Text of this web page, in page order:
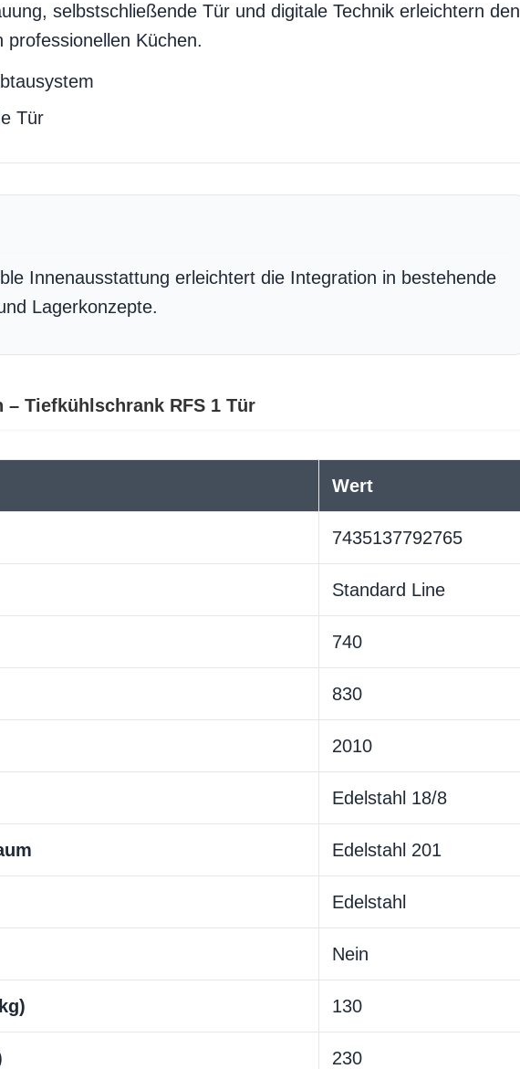
selbstschließende Tür und digitale Technik erleichtern den
professionellen Küchen.
Tür
Innenausstattung erleichtert die Integration in bestehende
Lagerkonzepte.
– Tiefkühlschrank RFS 1 Tür
Wert
7435137792765
Standard Line
740
830
2010
Edelstahl 18/8
Edelstahl 201
Edelstahl
Nein
130
230